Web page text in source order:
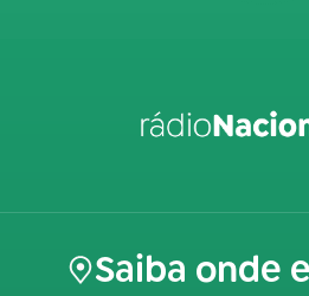
Saiba onde